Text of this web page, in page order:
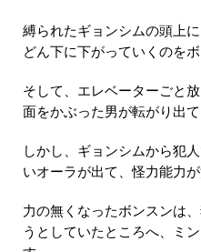
縛られたギョンシムの頭上
どん下に下がっていくのを
そして、エレベーターごと
面をかぶった男が転がり出て
しかし、ギョンシムから犯
いオーラが出て、怪力能力
力の無くなったボンスンは
うとしていたところへ、ミ